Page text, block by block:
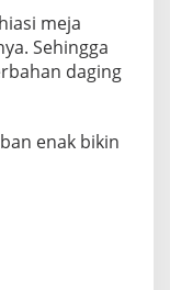
meja
Sehingga
daging
enak bikin